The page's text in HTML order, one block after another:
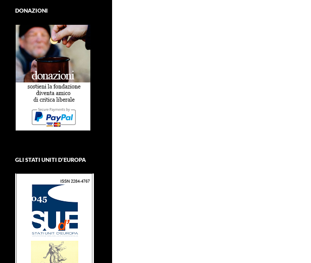
DONAZIONI
GLI STATI UNITI D’EUROPA